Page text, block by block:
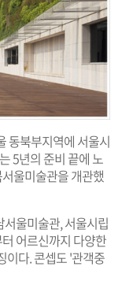
동북부지역에 서울시
5년의 준비 끝에 노
울미술관을 개관했
울미술관, 서울시립
어르신까지 다양한
이다. 콘셉도 '관객중